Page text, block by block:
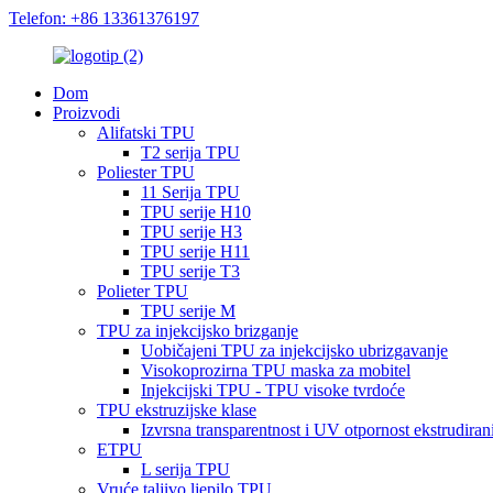
Telefon: +86 13361376197
Dom
Proizvodi
Alifatski TPU
T2 serija TPU
Poliester TPU
11 Serija TPU
TPU serije H10
TPU serije H3
TPU serije H11
TPU serije T3
Polieter TPU
TPU serije M
TPU za injekcijsko brizganje
Uobičajeni TPU za injekcijsko ubrizgavanje
Visokoprozirna TPU maska ​​za mobitel
Injekcijski TPU - TPU visoke tvrdoće
TPU ekstruzijske klase
Izvrsna transparentnost i UV otpornost
ETPU
L serija TPU
Vruće taljivo ljepilo TPU